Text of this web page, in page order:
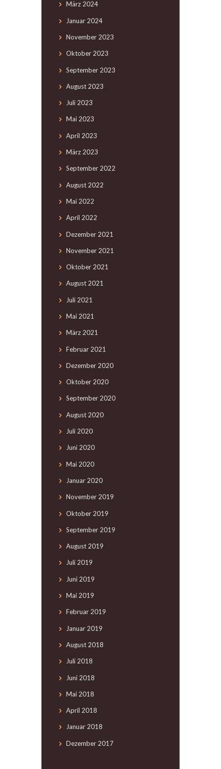
März 2024
Januar 2024
November 2023
Oktober 2023
September 2023
August 2023
Juli 2023
Mai 2023
April 2023
März 2023
September 2022
August 2022
Mai 2022
April 2022
Dezember 2021
November 2021
Oktober 2021
August 2021
Juli 2021
Mai 2021
März 2021
Februar 2021
Dezember 2020
Oktober 2020
September 2020
August 2020
Juli 2020
Juni 2020
Mai 2020
Januar 2020
November 2019
Oktober 2019
September 2019
August 2019
Juli 2019
Juni 2019
Mai 2019
Februar 2019
Januar 2019
August 2018
Juli 2018
Juni 2018
Mai 2018
April 2018
Januar 2018
Dezember 2017